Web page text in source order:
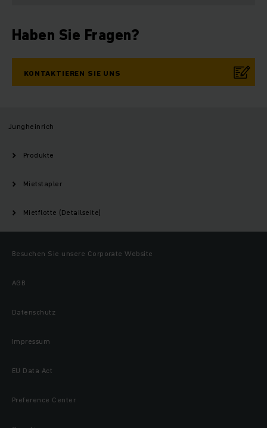
Haben Sie Fragen?
KONTAKTIEREN SIE UNS
Jungheinrich
Produkte
Mietstapler
Mietflotte (Detailseite)
Besuchen Sie unsere Corporate Website
AGB
Datenschutz
Impressum
EU Data Act
Preference Center